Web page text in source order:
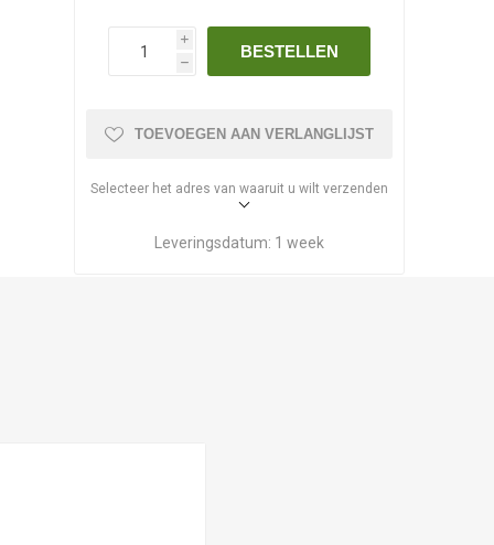
i
h
BESTELLEN
TOEVOEGEN AAN VERLANGLIJST
Selecteer het adres van waaruit u wilt verzenden
Leveringsdatum: 1 week